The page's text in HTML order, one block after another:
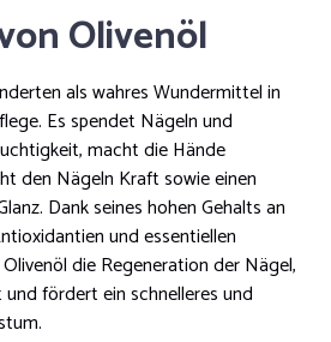
Olivenöl
als wahres Wundermittel in
Es spendet Nägeln und
macht die Hände
den Nägeln Kraft sowie einen
Dank seines hohen Gehalts an
und essentiellen
die Regeneration der Nägel,
fördert ein schnelleres und